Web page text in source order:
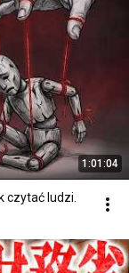
1:01:04
czytać ludzi.